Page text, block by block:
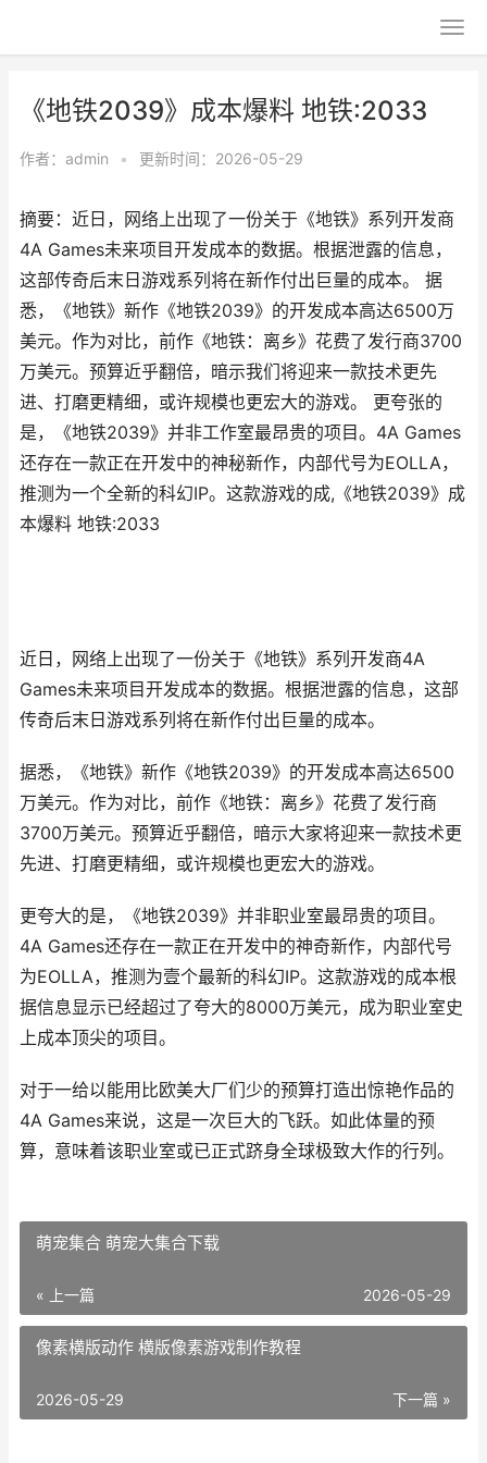
《地铁2039》成本爆料 地铁:2033
作者： admin • 更新时间：2026-05-29
摘要：近日，网络上出现了一份关于《地铁》系列开发商
4A Games未来项目开发成本的数据。根据泄露的信息，
这部传奇后末日游戏系列将在新作付出巨量的成本。 据
悉，《地铁》新作《地铁2039》的开发成本高达6500万
美元。作为对比，前作《地铁：离乡》花费了发行商3700
万美元。预算近乎翻倍，暗示我们将迎来一款技术更先
进、打磨更精细，或许规模也更宏大的游戏。 更夸张的
是，《地铁2039》并非工作室最昂贵的项目。4A Games
还存在一款正在开发中的神秘新作，内部代号为EOLLA，
推测为一个全新的科幻IP。这款游戏的成,《地铁2039》成
本爆料 地铁:2033
近日，网络上出现了一份关于《地铁》系列开发商4A
Games未来项目开发成本的数据。根据泄露的信息，这部
传奇后末日游戏系列将在新作付出巨量的成本。
据悉，《地铁》新作《地铁2039》的开发成本高达6500
万美元。作为对比，前作《地铁：离乡》花费了发行商
3700万美元。预算近乎翻倍，暗示大家将迎来一款技术更
先进、打磨更精细，或许规模也更宏大的游戏。
更夸大的是，《地铁2039》并非职业室最昂贵的项目。
4A Games还存在一款正在开发中的神奇新作，内部代号
为EOLLA，推测为壹个最新的科幻IP。这款游戏的成本根
据信息显示已经超过了夸大的8000万美元，成为职业室史
上成本顶尖的项目。
对于一给以能用比欧美大厂们少的预算打造出惊艳作品的
4A Games来说，这是一次巨大的飞跃。如此体量的预
算，意味着该职业室或已正式跻身全球极致大作的行列。
萌宠集合 萌宠大集合下载
« 上一篇 2026-05-29
像素横版动作 横版像素游戏制作教程
下一篇 »
2026-05-29